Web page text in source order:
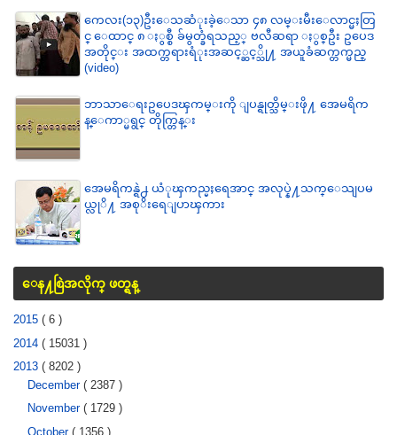
ကေလး(၁၃)ဦးေသဆံုးခဲ့ေသာ ၄၈ လမ္းမီးေလာင္မႈတြ
င္ ေထာင္ ၈ ႏွစ္စီ ခ်မွတ္ခံရသည့္ ဗလီဆရာ ႏွစ္ဦး ဥပေဒ
အတိုင္း အထက္တရားရံုးအဆင့္ဆင့္သို႔ အယူခံဆက္တက္မည္
(video)
ဘာသာေရးဥပေဒၾကမ္းကို ျပန္ရုတ္သိမ္းဖို႔ အေမရိက
န္ေကာ္မရွင္ တိုက္တြန္း
အေမရိကန္ရဲ႕ ယံုၾကည္မႈရေအာင္ အလုပ္နဲ႔သက္ေသျပမ
ယ္လုိ႔ အစုိးရေျပာၾကား
ေန႔စြဲအလိုက္ ဖတ္ရန္
2015 ( 6 )
2014 ( 15031 )
2013 ( 8202 )
December ( 2387 )
November ( 1729 )
October ( 1356 )